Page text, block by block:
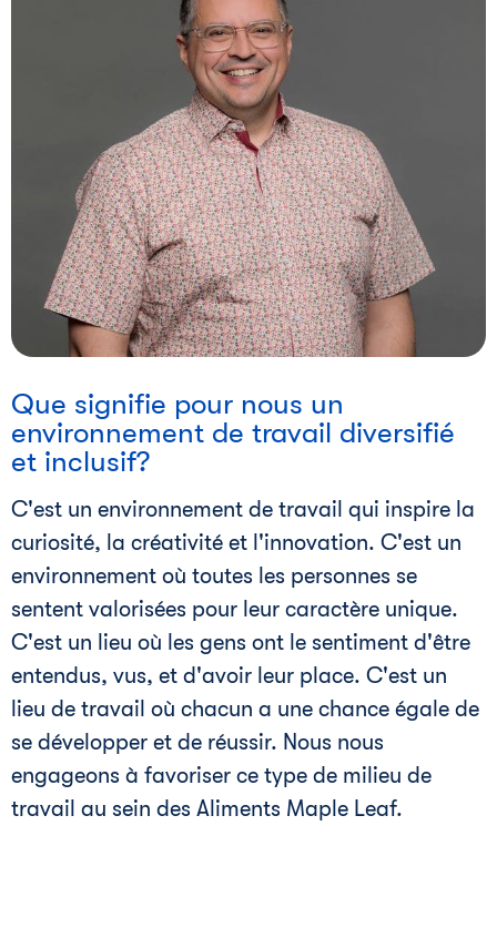
Que signifie pour nous un
environnement de travail diversifié
et inclusif?
C'est un environnement de travail qui inspire la
curiosité, la créativité et l'innovation. C'est un
environnement où toutes les personnes se
sentent valorisées pour leur caractère unique.
C'est un lieu où les gens ont le sentiment d'être
entendus, vus, et d'avoir leur place. C'est un
lieu de travail où chacun a une chance égale de
se développer et de réussir. Nous nous
engageons à favoriser ce type de milieu de
travail au sein des Aliments Maple Leaf.